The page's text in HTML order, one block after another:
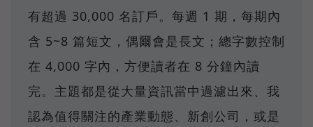
有超過 30,000 名訂戶。每週 1 期，每期內
含 5~8 篇短文，偶爾會是長文；總字數控制
在 4,000 字內，方便讀者在 8 分鐘內讀
完。主題都是從大量資訊當中過濾出來、我
認為值得關注的產業動態、新創公司，或是